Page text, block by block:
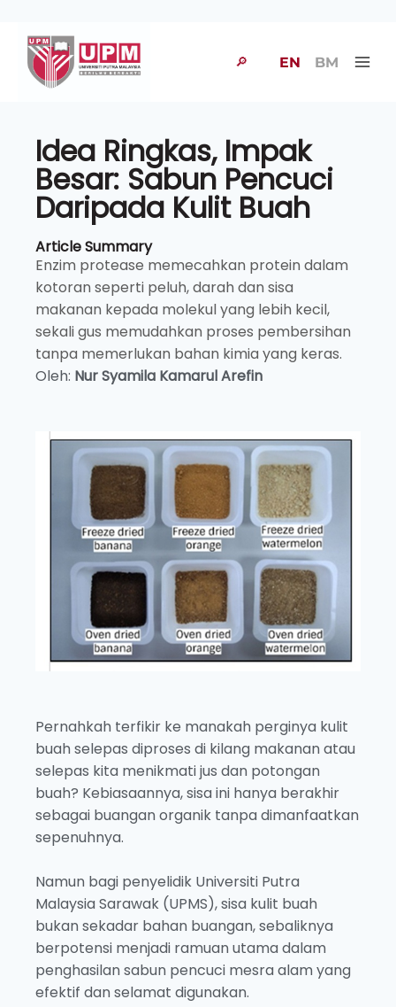
🔎 EN BM
Idea Ringkas, Impak
Besar: Sabun Pencuci
Daripada Kulit Buah
Article Summary
Enzim protease memecahkan protein dalam
kotoran seperti peluh, darah dan sisa
makanan kepada molekul yang lebih kecil,
sekali gus memudahkan proses pembersihan
tanpa memerlukan bahan kimia yang keras.
Oleh: Nur Syamila Kamarul Arefin
Pernahkah terfikir ke manakah perginya kulit
buah selepas diproses di kilang makanan atau
selepas kita menikmati jus dan potongan
buah? Kebiasaannya, sisa ini hanya berakhir
sebagai buangan organik tanpa dimanfaatkan
sepenuhnya.
Namun bagi penyelidik Universiti Putra
Malaysia Sarawak (UPMS), sisa kulit buah
bukan sekadar bahan buangan, sebaliknya
berpotensi menjadi ramuan utama dalam
penghasilan sabun pencuci mesra alam yang
efektif dan selamat digunakan.